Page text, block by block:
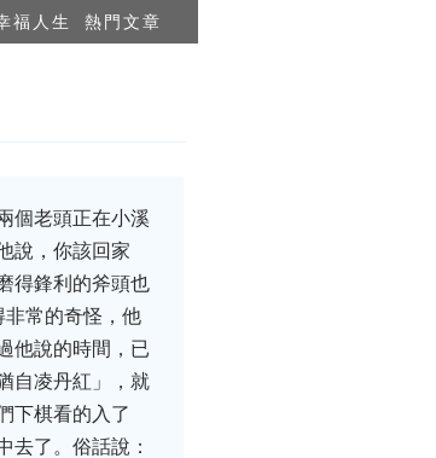
福人生 熱門文章
個老頭正在小溪
說，你該回家
得鋒利的斧頭也
常的奇怪，他
他說的時間，已
自凌丹紅」，就
下棋看的入了
去了。俗話說：